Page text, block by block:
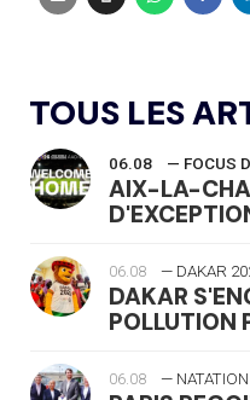
TOUS LES
06.08 — FOCUS
AIX-LA-
06.08 — DAKAR
DAKAR
POLLUTION
06.08 — NATATION